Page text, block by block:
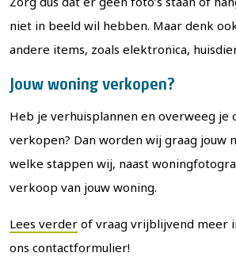
niet in beeld wil hebben. Maar denk
andere items, zoals elektronica,
Jouw woning verkopen?
Heb je verhuisplannen en overweeg je
verkopen? Dan worden wij graag jouw
welke stappen wij, naast
verkoop van jouw woning.
Lees verder of vraag vrijblijvend meer
ons contactformulier!